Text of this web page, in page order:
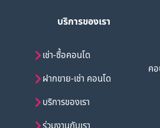
บริการของเรา
เช่า-ซื้อคอนโด
ฝากขาย-เช่า คอนโด
บริการของเรา
ค